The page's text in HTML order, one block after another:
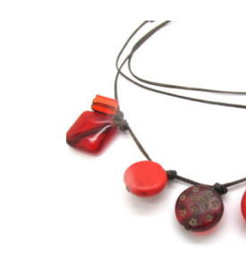
AJOUTER AU